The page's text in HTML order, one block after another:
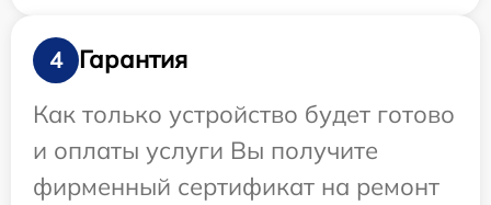
4
Гарантия
Как только устройство будет готово
и оплаты услуги Вы получите
фирменный сертификат на ремонт